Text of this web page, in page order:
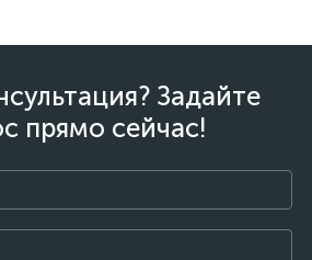
Задайте
прямо сейчас!